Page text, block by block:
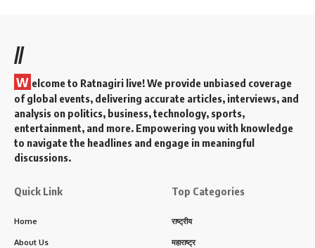
//
W elcome to Ratnagiri live! We provide unbiased coverage
of global events, delivering accurate articles, interviews, and
analysis on politics, business, technology, sports,
entertainment, and more. Empowering you with knowledge
to navigate the headlines and engage in meaningful
discussions.
Quick Link
Home
About Us
Top Categories
राष्ट्रीय
महाराष्ट्र